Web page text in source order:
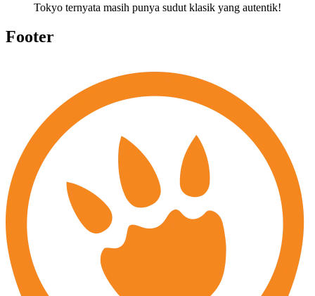
Tokyo ternyata masih punya sudut klasik yang autentik!
Footer